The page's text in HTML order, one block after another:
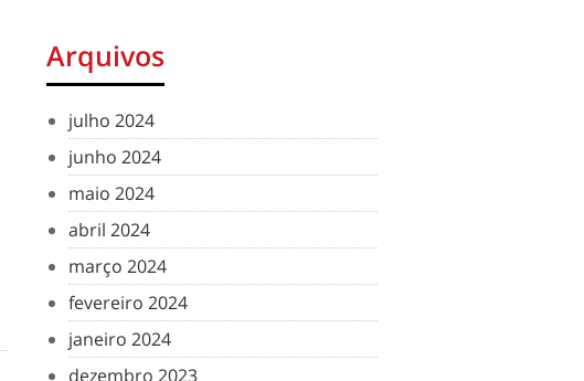
Arquivos
julho 2024
junho 2024
maio 2024
abril 2024
março 2024
fevereiro 2024
janeiro 2024
dezembro 2023